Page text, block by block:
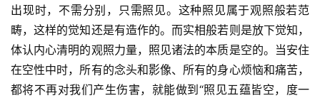
慈
善
佛
教
出现时，不需分别，只需照见。这种照见属于观照般若范
畴，这样的觉知还是有造作的。而实相般若则是放下觉知，
体认内心清明的观照力量，照见诸法的本质是空的。当安住
在空性中时，所有的念头和影像、所有的身心烦恼和痛苦，
都将不再对我们产生伤害，就能做到“照见五蕴皆空，度一